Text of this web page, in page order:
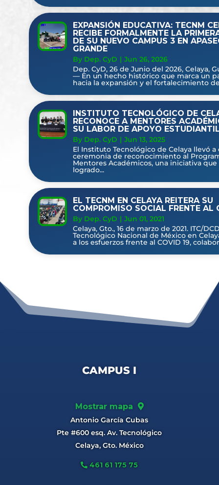
EXPANSIÓN EDUCATIVA: TECNM
RECIBE FORMALMENTE LA
DE SU NUEVO CAMPUS 3 EN
GRANDE
By Dep. CyD | Jun 26, 2026
Dep. CyD, 26 de Junio del 2026, Celaya,
— En un hecho histórico que marca un
hacia la expansión y el fortalecimiento de
INSTITUTO TECNOLÓGICO DE
RECONOCE A MENTORES
SU LABOR DE APOYO
By Dep. CyD | Jun 13, 2025
El Instituto Tecnológico de Celaya llevó a
ceremonia de reconocimiento al
Mentores Académicos, una iniciativa que
logrado...
EL TECNM EN CELAYA REITERA SU
COMPROMISO SOCIAL FRENTE AL
By Dep. CyD | Jun 01, 2021
Celaya, Gto., 16 de marzo de 2021. ITC/
Tecnológico Nacional de México en
a los esfuerzos frente al COVID 19,
CAMPUS I
Mostrar mapa
Antonio García Cubas
Pte #600 esq. Av. Tecnológico
Celaya, Gto. México
461 61 175 75